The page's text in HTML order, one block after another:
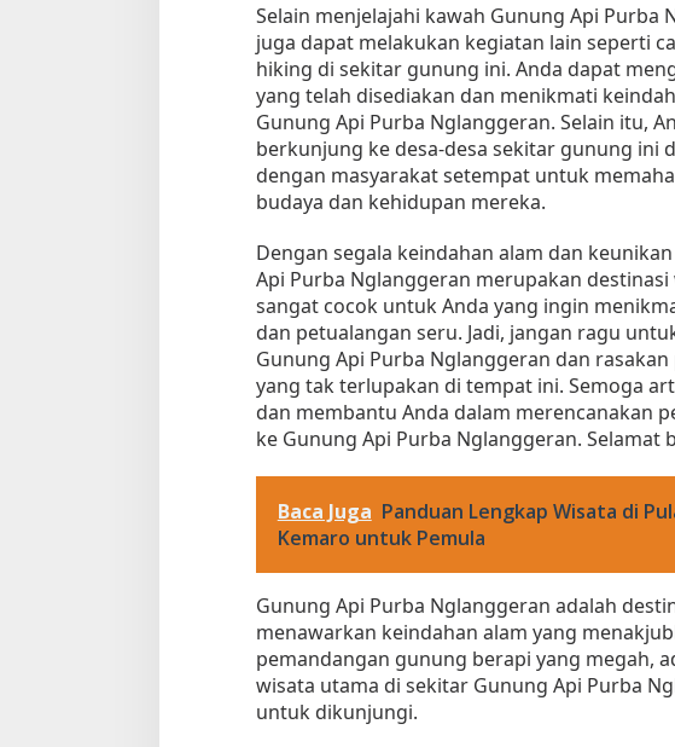
Selain menjelajahi kawah Gunung Api Purba
juga dapat melakukan kegiatan lain seperti
hiking di sekitar gunung ini. Anda dapat
yang telah disediakan dan menikmati
Gunung Api Purba Nglanggeran. Selain itu,
berkunjung ke desa-desa sekitar gunung ini
dengan masyarakat setempat untuk
budaya dan kehidupan mereka.
Dengan segala keindahan alam dan
Api Purba Nglanggeran merupakan destinasi
sangat cocok untuk Anda yang ingin
dan petualangan seru. Jadi, jangan ragu
Gunung Api Purba Nglanggeran dan
yang tak terlupakan di tempat ini. Semoga
dan membantu Anda dalam merencanakan
ke Gunung Api Purba Nglanggeran. Selamat
Baca Juga Panduan Lengkap Wisata di
Kemaro untuk Pemula
Gunung Api Purba Nglanggeran adalah
menawarkan keindahan alam yang
pemandangan gunung berapi yang megah,
wisata utama di sekitar Gunung Api Purba
untuk dikunjungi.